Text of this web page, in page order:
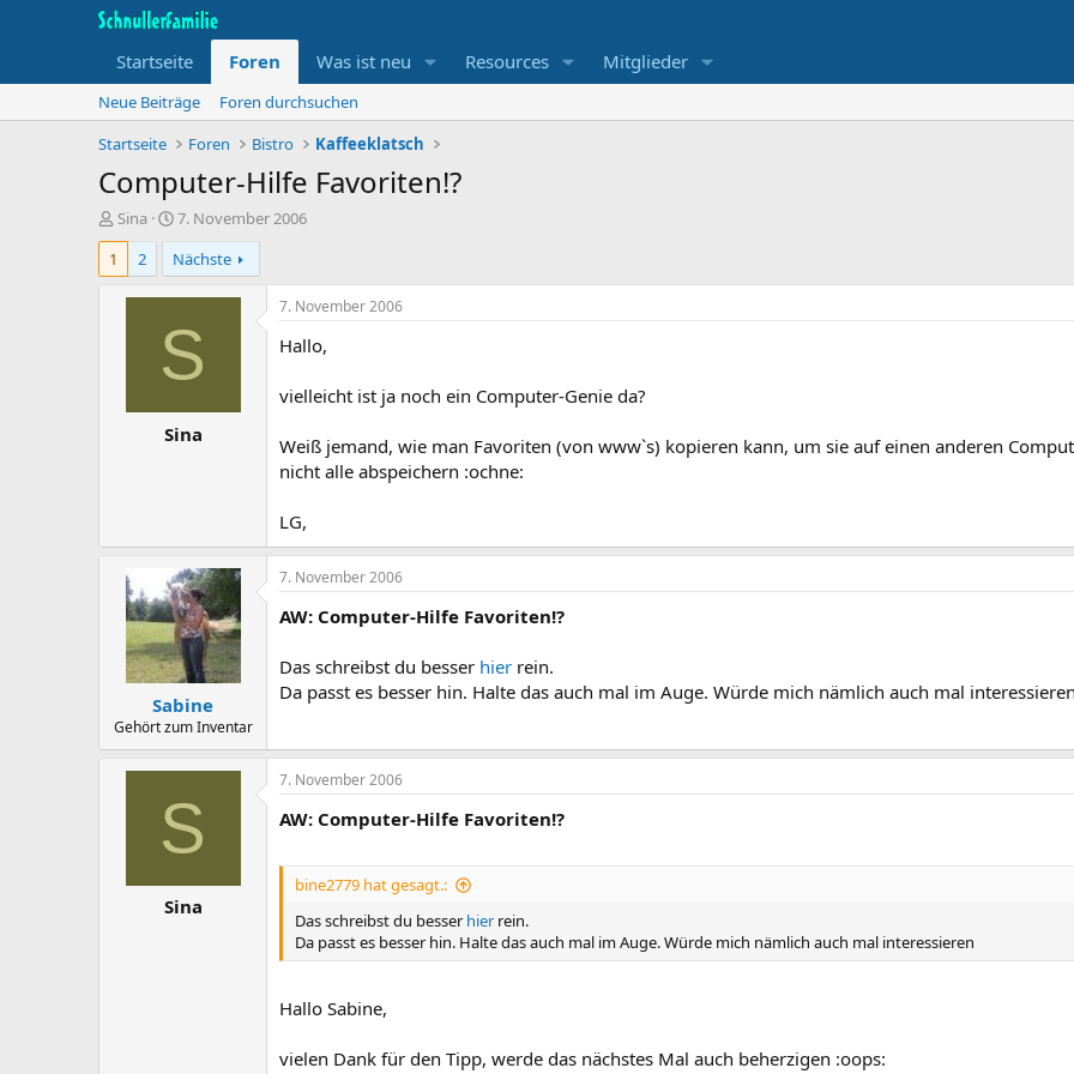
Startseite Foren Was ist neu Resources Mitglieder
Neue Beiträge
Foren durchsuchen
Startseite
Foren Bistro Kaffeeklatsch
Computer-Hilfe Favoriten!?
T
h
m
Sina
B
e
g
i
n
n
d
u
m
7. November 2006
1
2 Nächste
S
Sina
7. November 2006
Hallo,
vielleicht ist ja noch ein Computer-Genie da?
Weiß jemand, wie man Favoriten (von www`s) kopieren kann, um sie auf einen anderen
nicht alle abspeichern :ochne:
LG,
Sabine
Gehört zum Inventar
7. November 2006
AW: Computer-Hilfe Favoriten!?
Das schreibst du besser hier rein.
Da passt es besser hin. Halte das auch mal im Auge. Würde mich nämlich auch mal interessieren
S
Sina
7. November 2006
AW: Computer-Hilfe Favoriten!?
bine2779 hat gesagt.:
Das schreibst du besser hier rein.
Da passt es besser hin. Halte das auch mal im Auge. Würde mich nämlich auch mal interessieren
Hallo Sabine,
vielen Dank für den Tipp, werde das nächstes Mal auch beherzigen :oops: